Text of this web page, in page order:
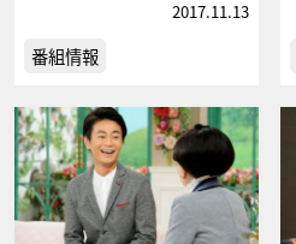
2017.11.13
番組情報